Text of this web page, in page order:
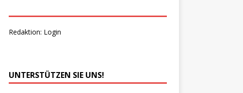
Redaktion: Login
UNTERSTÜTZEN SIE UNS!